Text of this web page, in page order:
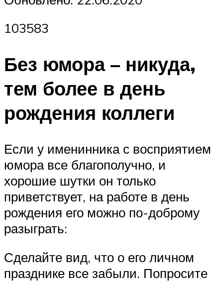
103583
Без юмора – никуда,
тем более в день
рождения коллеги
Если у именинника с восприятием
юмора все благополучно, и
хорошие шутки он только
приветствует, на работе в день
рождения его можно по-доброму
разыграть:
Сделайте вид, что о его личном
празднике все забыли. Попросите